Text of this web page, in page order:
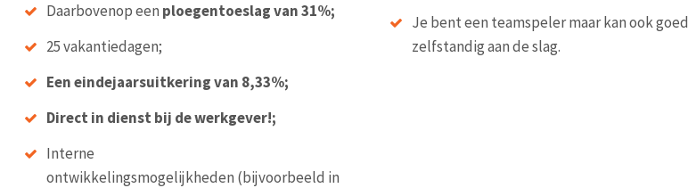
Daarbovenop een ploegentoeslag van 31%;
25 vakantiedagen;
Een eindejaarsuitkering van 8,33%;
Direct in dienst bij de werkgever!;
Interne
ontwikkelingsmogelijkheden (bijvoorbeeld in
Je bent een teamspeler maar kan ook goed
zelfstandig aan de slag.